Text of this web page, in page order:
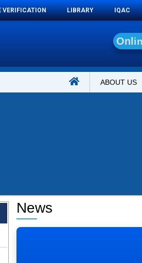
VERIFICATION LIBRARY IQAC
On i
ABOUT US
News